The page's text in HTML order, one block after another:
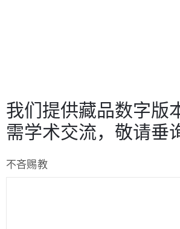
我们提供藏品数字版
需学术交流，敬请垂
不吝赐教